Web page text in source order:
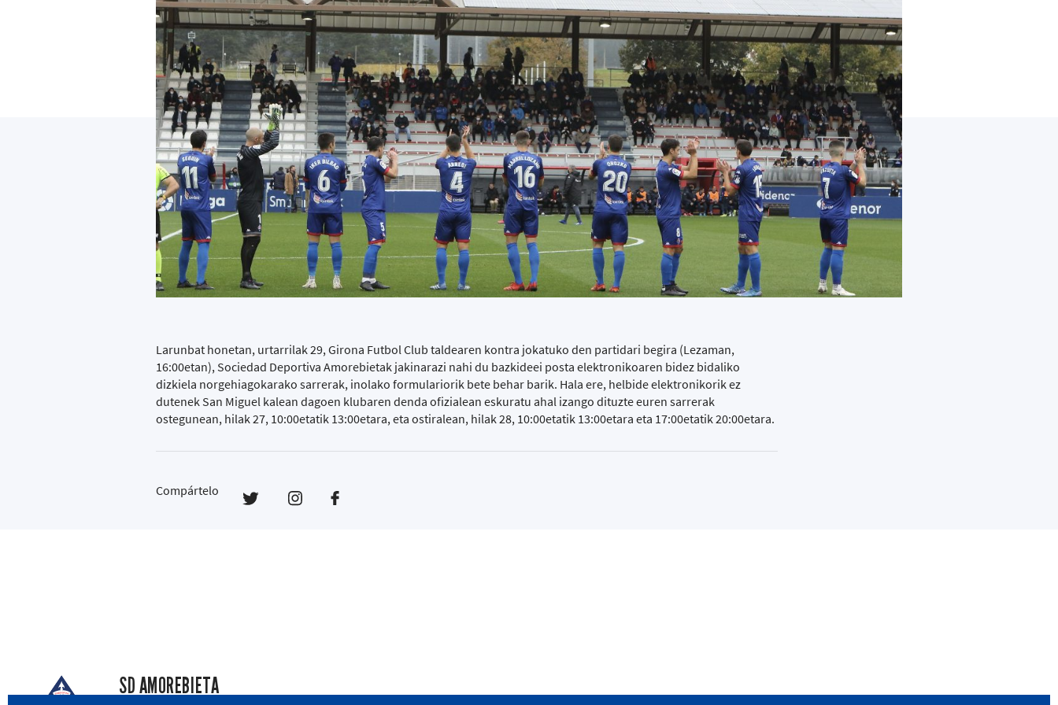
Larunbat honetan, urtarrilak 29, Girona Futbol Club taldearen kontra jokatuko den partidari begira (Lezaman,
16:00etan), Sociedad Deportiva Amorebietak jakinarazi nahi du bazkideei posta elektronikoaren bidez bidaliko
dizkiela norgehiagokarako sarrerak, inolako formulariorik bete behar barik. Hala ere, helbide elektronikorik ez
dutenek San Miguel kalean dagoen klubaren denda ofizialean eskuratu ahal izango dituzte euren sarrerak
ostegunean, hilak 27, 10:00etatik 13:00etara, eta ostiralean, hilak 28, 10:00etatik 13:00etara eta 17:00etatik 20:00etara.
Compártelo
SD AMOREBIETA